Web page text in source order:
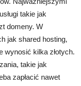
takie jak
domeny. W
jak shared hosting,
wynosić kilka złotych.
takie jak
zapłacić nawet